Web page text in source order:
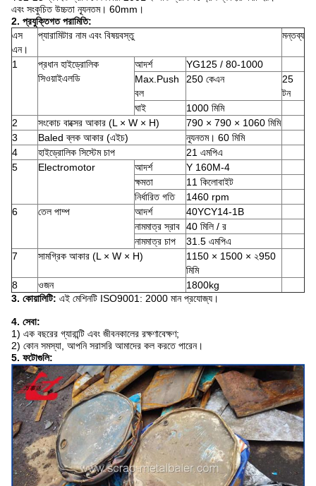
এবং সংকুচিত উচ্চতা ন্যূনতম। 60mm।
2. প্রযুক্তিগত পরামিতি:
এস
এন।
প্যারামিটার নাম এবং বিষয়বস্তু মন্তব্য
1
প্রধান হাইড্রোলিক
সিওয়াইএলডি
আদর্শ
YG125 / 80-1000
Max.Push
বল
250 কেএন
25
টন
ঘাই
1000 মিমি
2
সংকোচ বাক্সের আকার (L × W × H)
790 × 790 × 1060 মিমি
3
Baled ব্লক আকার (এইচ) ন্যূনতম। 60 মিমি
4
হাইড্রোলিক সিস্টেম চাপ
21 এমপিএ
5
Electromotor আদর্শ
Y 160M-4
ক্ষমতা
11 কিলোবাইট
নির্ধারিত গতি
1460 rpm
6
তেল পাম্প আদর্শ
40YCY14-1B
নামমাত্র স্রাব 40 মিলি / র
নামমাত্র চাপ
31.5 এমপিএ
7
সামগ্রিক আকার (L × W × H)
1150 × 1500 × ২950
মিমি
8
ওজন
1800kg
3. কোয়ালিটি: এই মেশিনটি ISO9001: 2000 মান প্রযোজ্য।
4. সেবা:
1) এক বছরের গ্যারান্টি এবং জীবনকালের রক্ষণাবেক্ষণ;
2) কোন সমস্যা, আপনি সরাসরি আমাদের কল করতে পারেন।
5. ফটোগুলি: